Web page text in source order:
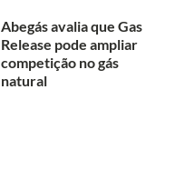
Abegás avalia que Gas
Release pode ampliar
competição no gás
natural